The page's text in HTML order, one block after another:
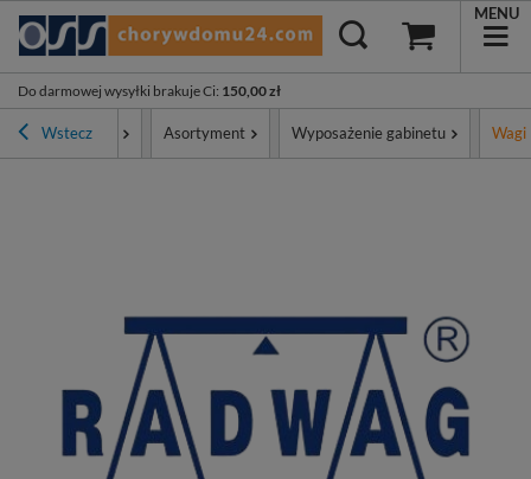
Do darmowej wysyłki brakuje Ci: 150,00 zł
MENU
Wstecz
Strona główna Asortyment Wyposażenie gabinetu Wagi